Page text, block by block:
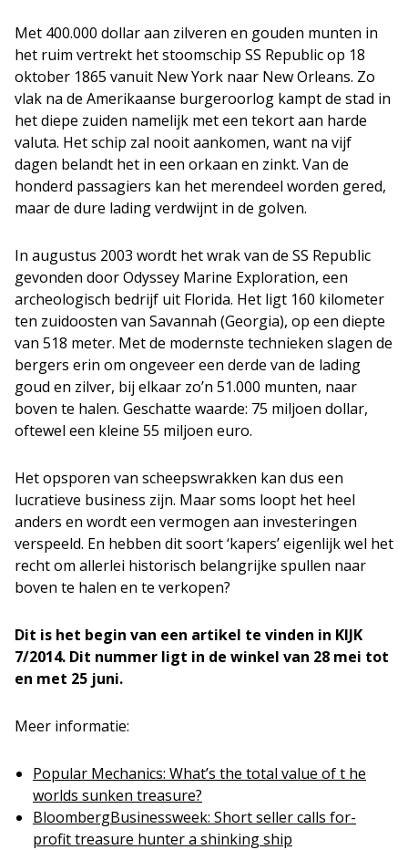
Met 400.000 dollar aan zilveren en gouden munten in
het ruim vertrekt het stoomschip SS Republic op 18
oktober 1865 vanuit New York naar New Orleans. Zo
vlak na de Amerikaanse burgeroorlog kampt de stad in
het diepe zuiden namelijk met een tekort aan harde
valuta. Het schip zal nooit aankomen, want na vijf
dagen belandt het in een orkaan en zinkt. Van de
honderd passagiers kan het merendeel worden gered,
maar de dure lading verdwijnt in de golven.
In augustus 2003 wordt het wrak van de SS Republic
gevonden door Odyssey Marine Exploration, een
archeologisch bedrijf uit Florida. Het ligt 160 kilometer
ten zuidoosten van Savannah (Georgia), op een diepte
van 518 meter. Met de modernste technieken slagen de
bergers erin om ongeveer een derde van de lading
goud en zilver, bij elkaar zo’n 51.000 munten, naar
boven te halen. Geschatte waarde: 75 miljoen dollar,
oftewel een kleine 55 miljoen euro.
Het opsporen van scheepswrakken kan dus een
lucratieve business zijn. Maar soms loopt het heel
anders en wordt een vermogen aan investeringen
verspeeld. En hebben dit soort ‘kapers’ eigenlijk wel het
recht om allerlei historisch belangrijke spullen naar
boven te halen en te verkopen?
Dit is het begin van een artikel te vinden in KIJK
7/2014. Dit nummer ligt in de winkel van 28 mei tot
en met 25 juni.
Meer informatie:
Popular Mechanics: What’s the total value of t he
worlds sunken treasure?
BloombergBusinessweek: Short seller calls for-
profit treasure hunter a shinking ship